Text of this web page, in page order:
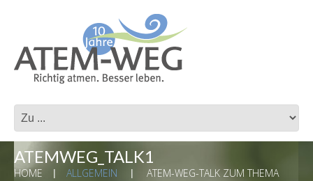
ATEMWEG_TALK1
HOME ALLGEMEIN
ATEM-WEG-TALK ZUM THEMA